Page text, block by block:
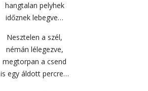
hangtalan pelyhek
időznek lebegve…
Nesztelen a szél,
némán lélegezve,
megtorpan a csend
is egy áldott percre…